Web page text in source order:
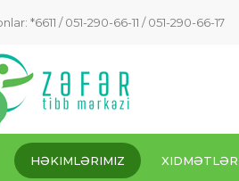
*6611 /051-290-66-11 /051-290-66-17
HƏKIMLƏRIMIZ XIDMƏTLƏR